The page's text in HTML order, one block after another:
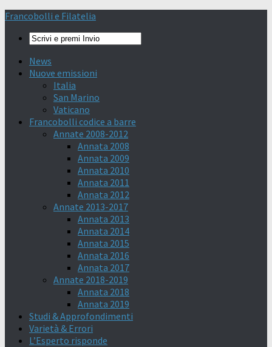
Francobolli e Filatelia
News
Nuove emissioni
Italia
San Marino
Vaticano
Francobolli codice a barre
Annate 2008-2012
Annata 2008
Annata 2009
Annata 2010
Annata 2011
Annata 2012
Annate 2013-2017
Annata 2013
Annata 2014
Annata 2015
Annata 2016
Annata 2017
Annate 2018-2019
Annata 2018
Annata 2019
Studi & Approfondimenti
Varietà & Errori
L’Esperto risponde